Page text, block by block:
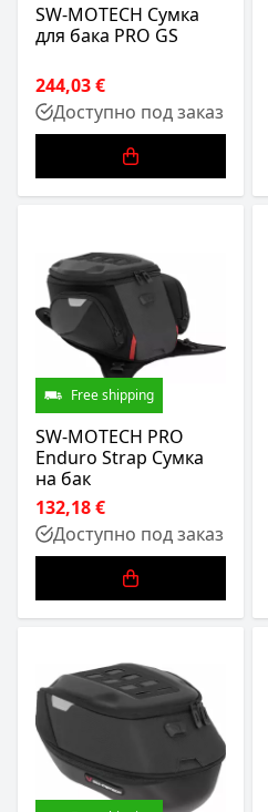
SW-MOTECH Сумка
для бака PRO GS
244,03 €
Доступно под заказ
Free shipping
SW-MOTECH PRO
Enduro Strap Сумка
на бак
132,18 €
Доступно под заказ